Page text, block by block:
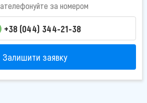
за номером
+38 (044) 344-21-38
Залишити заявку